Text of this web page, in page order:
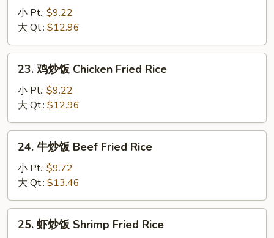
饭
Roast
Pork
Fried
Rice
小 Pt.: $9.22
大 Qt.: $12.96
23.
Chicken
Fried
Rice
23. 鸡炒饭 Chicken Fried Rice
小 Pt.: $9.22
大 Qt.: $12.96
24.
Beef
Fried
Rice
24. 牛炒饭 Beef Fried Rice
小 Pt.: $9.72
大 Qt.: $13.46
25.
25. 虾炒饭 Shrimp Fried Rice